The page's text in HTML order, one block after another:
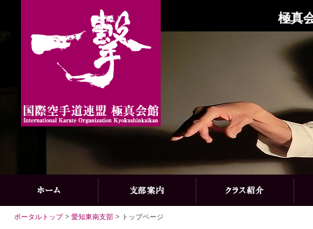
極真
ポータルトップ> 愛知東南支部 > トップページ